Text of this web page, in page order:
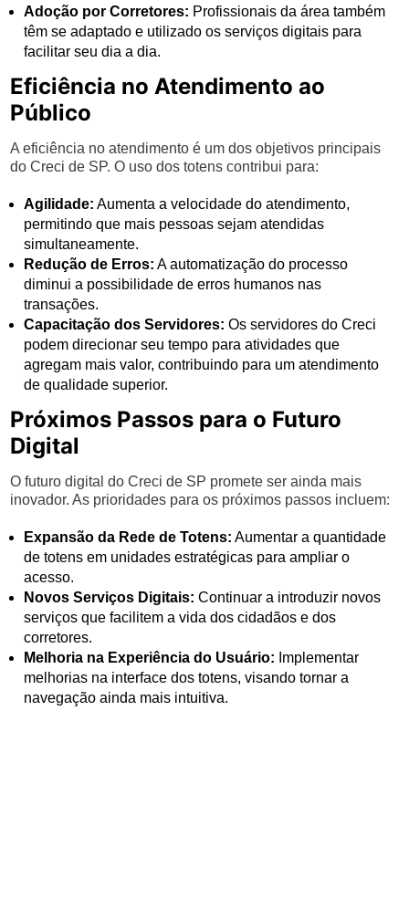
Adoção por Corretores: Profissionais da área também
têm se adaptado e utilizado os serviços digitais para
facilitar seu dia a dia.
Eficiência no Atendimento ao
Público
A eficiência no atendimento é um dos objetivos principais
do Creci de SP. O uso dos totens contribui para:
Agilidade: Aumenta a velocidade do atendimento,
permitindo que mais pessoas sejam atendidas
simultaneamente.
Redução de Erros: A automatização do processo
diminui a possibilidade de erros humanos nas
transações.
Capacitação dos Servidores: Os servidores do Creci
podem direcionar seu tempo para atividades que
agregam mais valor, contribuindo para um atendimento
de qualidade superior.
Próximos Passos para o Futuro
Digital
O futuro digital do Creci de SP promete ser ainda mais
inovador. As prioridades para os próximos passos incluem:
Expansão da Rede de Totens: Aumentar a quantidade
de totens em unidades estratégicas para ampliar o
acesso.
Novos Serviços Digitais: Continuar a introduzir novos
serviços que facilitem a vida dos cidadãos e dos
corretores.
Melhoria na Experiência do Usuário: Implementar
melhorias na interface dos totens, visando tornar a
navegação ainda mais intuitiva.